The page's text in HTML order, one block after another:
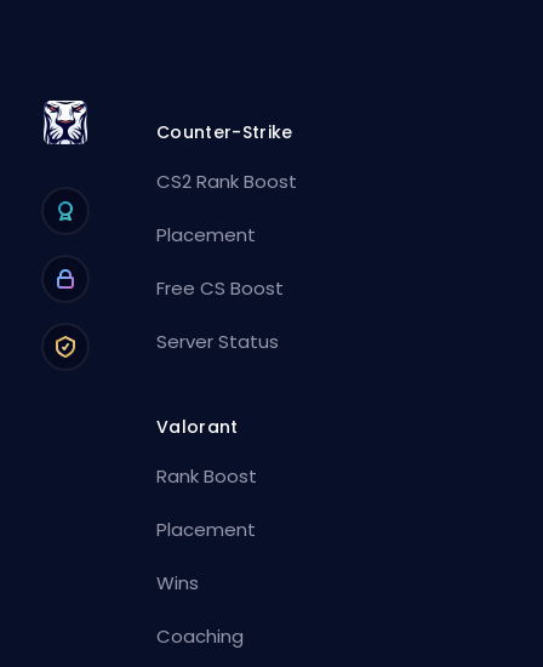
Counter-Strike
CS2 Rank Boost
Placement
Free CS Boost
Server Status
Valorant
Rank Boost
Placement
Wins
Coaching